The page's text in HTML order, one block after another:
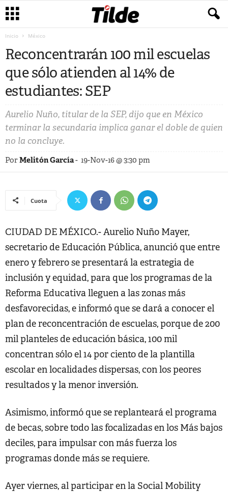
Inicio México
Reconcentrarán 100 mil escuelas
que sólo atienden al 14% de
estudiantes: SEP
Aurelio Nuño, titular de la SEP, dijo que en México
terminar la secundaria implica ganar el doble de quien
no la concluye.
PorMelitón García- 19-Nov-16 @ 3:30 pm
Cuota
CIUDAD DE MÉXICO.- Aurelio Nuño Mayer,
secretario de Educación Pública, anunció que entre
enero y febrero se presentará la estrategia de
inclusión y equidad, para que los programas de la
Reforma Educativa lleguen a las zonas más
desfavorecidas, e informó que se dará a conocer el
plan de reconcentración de escuelas, porque de 200
mil planteles de educación básica, 100 mil
concentran sólo el 14 por ciento de la plantilla
escolar en localidades dispersas, con los peores
resultados y la menor inversión.
Asimismo, informó que se replanteará el programa
de becas, sobre todo las focalizadas en los Más bajos
deciles, para impulsar con más fuerza los
programas donde más se requiere.
Ayer viernes, al participar en la Social Mobility